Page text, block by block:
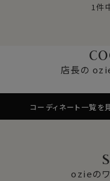
1件
店長の
コーディネート一覧を
ozieのワ